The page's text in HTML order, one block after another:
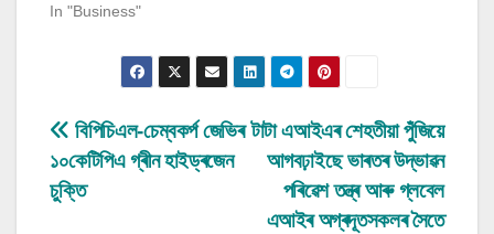
In "Business"
Post
navigation
টাটা এআইএৰ শেহতীয়া পুঁজিয়ে
আগবঢ়াইছে ভাৰতৰ উদ্ভাৱন
পৰিৱেশ তন্ত্ৰ আৰু গ্লবেল
এআইৰ অগ্ৰদূতসকলৰ সৈতে
বিপিচিএল-চেম্বকৰ্প জেভিৰ
১০কেটিপিএ গ্ৰীন হাইড্ৰজেন
চুক্তি